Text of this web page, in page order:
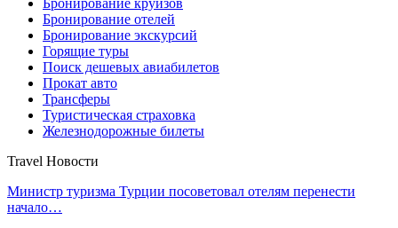
Бронирование отелей
Бронирование экскурсий
Горящие туры
Поиск дешевых авиабилетов
Прокат авто
Трансферы
Туристическая страховка
Железнодорожные билеты
Travel Новости
Министр туризма Турции посоветовал отелям перенести
начало…